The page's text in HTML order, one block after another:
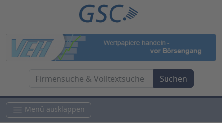
Menü ausklappen